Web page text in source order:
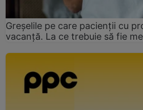
Greșelile pe care pacienții cu
vacanță. La ce trebuie să fie